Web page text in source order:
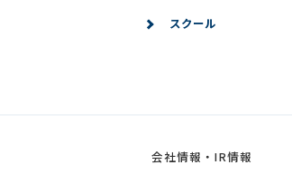
スクール
会社情報・IR情報